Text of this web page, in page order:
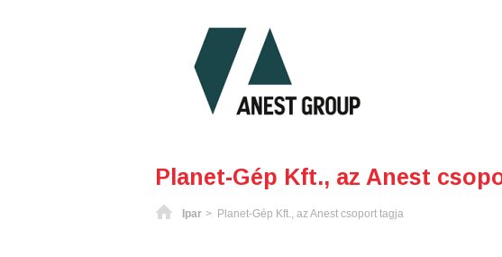
Planet-Gép Kft., az Anest
Főoldal
Ipar > Planet-Gép Kft., az Anest csoport tagja